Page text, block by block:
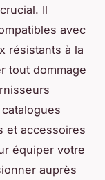
Il
avec
résistants à la
tout dommage
et accessoires
équiper votre
auprès